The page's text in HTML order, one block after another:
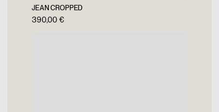
JEAN CROPPED
390,00 €